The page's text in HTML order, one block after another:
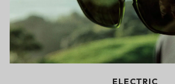
ELECTRIC